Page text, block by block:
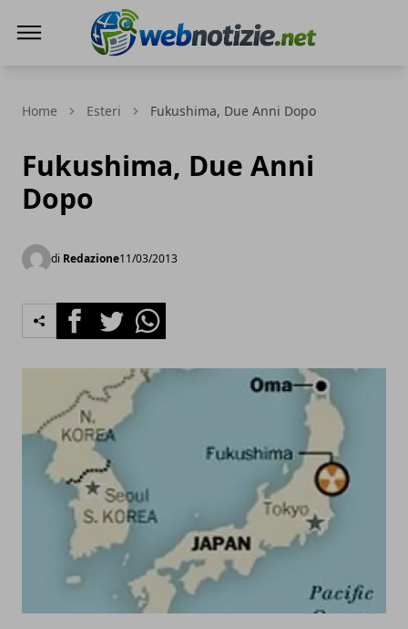
Home Esteri Fukushima, Due Anni Dopo
Fukushima, Due Anni
Dopo
di Redazione11/03/2013
FacebookTwitterWhatsapp